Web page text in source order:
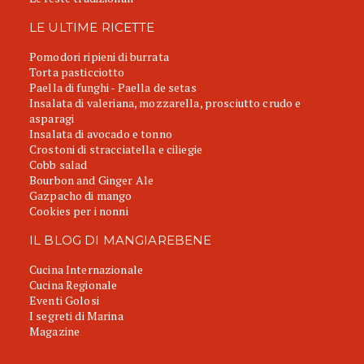
LE ULTIME RICETTE
Pomodori ripieni di burrata
Torta pasticciotto
Paella di funghi - Paella de setas
Insalata di valeriana, mozzarella, prosciutto crudo e
asparagi
Insalata di avocado e tonno
Crostoni di stracciatella e ciliegie
Cobb salad
Bourbon and Ginger Ale
Gazpacho di mango
Cookies per i nonni
IL BLOG DI MANGIAREBENE
Cucina Internazionale
Cucina Regionale
Eventi Golosi
I segreti di Marina
Magazine